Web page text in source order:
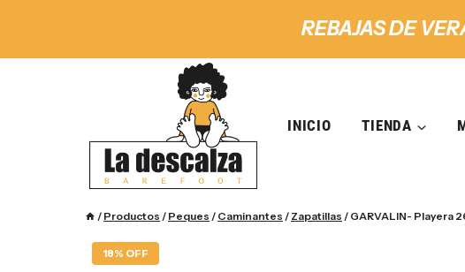
REBAJAS DE
INICIO TIENDA
/ Productos / Peques / Caminantes / Zapatillas / GARVALIN- Playera
18% OFF